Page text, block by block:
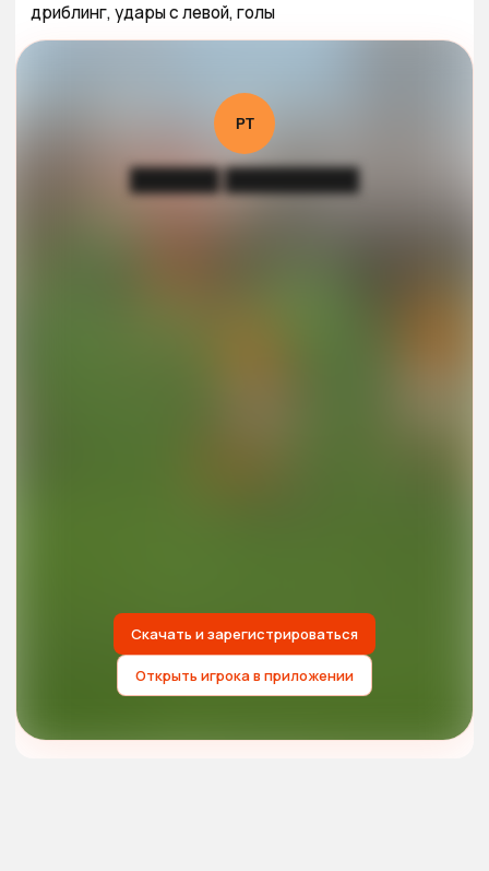
дриблинг, удары с левой, голы
РТ
██████ █████████
Скачать и зарегистрироваться
Открыть игрока в приложении